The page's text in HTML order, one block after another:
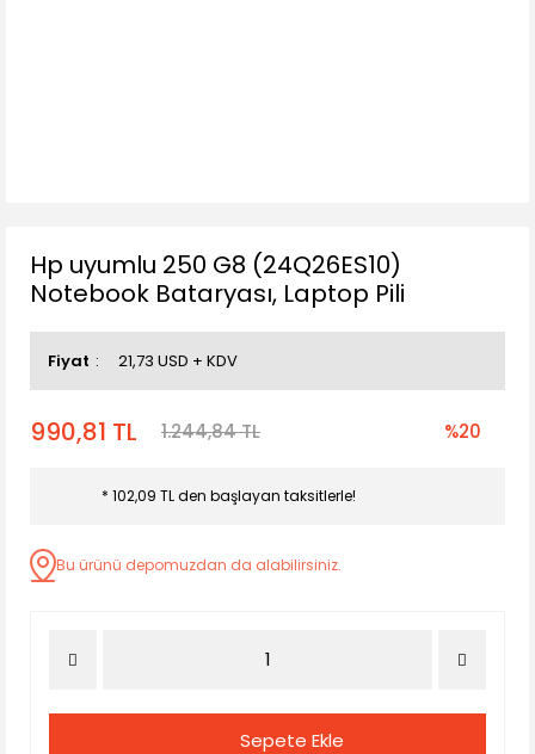
Hp uyumlu 250 G8 (24Q26ES10)
Notebook Bataryası, Laptop Pili
Fiyat 21,73 USD + KDV
990,81 TL 1.244,84 TL %20
* 102,09 TL den başlayan taksitlerle!
Bu ürünü depomuzdan da alabilirsiniz.
Sepete Ekle